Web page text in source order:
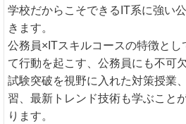
学校だからこそできるIT系に強い
きます。
公務員×ITスキルコースの特徴とし
て行動を起こす、公務員にも不可
試験突破を視野に入れた対策授業
習、最新トレンド技術も学ぶこと
ります。